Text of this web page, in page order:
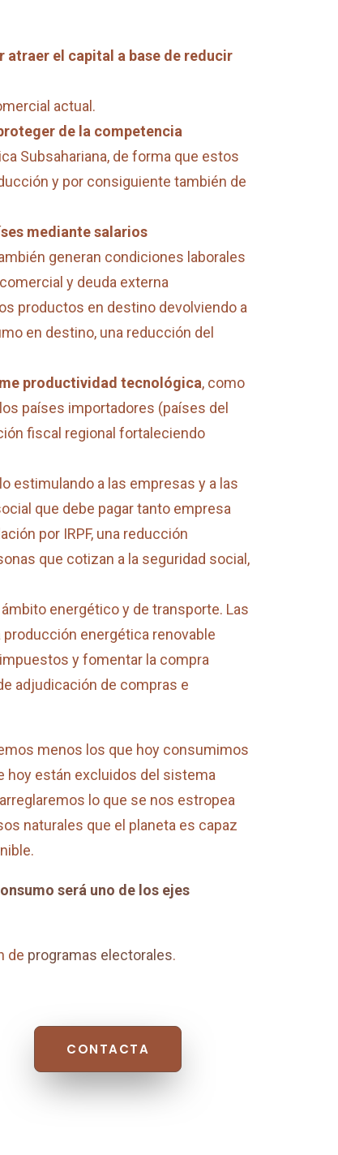
atraer el capital a base de reducir
actual.
de la competencia
Subsahariana, de forma que estos
y por consiguiente también de
mediante salarios
generan condiciones laborales
y deuda externa
productos en destino devolviendo a
en destino, una reducción del
productividad tecnológica, como
países importadores (países del
fiscal regional fortaleciendo
estimulando a las empresas y a las
que debe pagar tanto empresa
por IRPF, una reducción
que cotizan a la seguridad social,
energético y de transporte. Las
energética renovable
y fomentar la compra
adjudicación de compras e
menos los que hoy consumimos
hoy están excluidos del sistema
lo que se nos estropea
naturales que el planeta es capaz
será uno de los ejes
de programas electorales.
CONTACTA